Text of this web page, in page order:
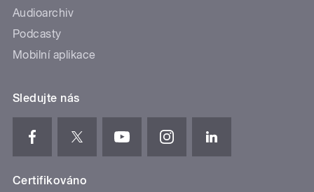
Audioarchiv
Podcasty
Mobilní aplikace
Sledujte nás
Certifikováno